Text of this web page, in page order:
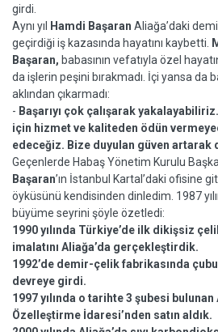
girdi.
Aynı yıl
Hamdi Başaran Aliağa’daki
geçirdiği iş kazasında hayatını kaybetti.
Başaran, babasının vefatıyla özel
da işlerin peşini bırakmadı. İçi yansa da
aklından çıkarmadı:
- Başarıyı çok çalışarak
için hizmet ve kaliteden ödün
edeceğiz. Bize duyulan güven artarak
Geçenlerde Habaş Yönetim Kurulu
Başaran’ın İstanbul Kartal’daki ofisine
öyküsünü kendisinden dinledim. 1987
büyüme seyrini şöyle özetledi:
1990 yılında Türkiye’de ilk dikişsiz
imalatını Aliağa’da gerçekleştirdik.
1992’de demir-çelik fabrikasında
devreye girdi.
1997 yılında o tarihte 3 şubesi bulunan
Özelleştirme İdaresi’nden satın aldık.